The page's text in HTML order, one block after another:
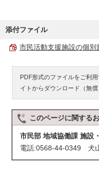
添付ファイル
市民活動支援施設の個別
PDF形式のファイルをご利
イトからダウンロード（無償
このページに関する
市民部 地域協働課 施設
電話:0568-44-0349 犬